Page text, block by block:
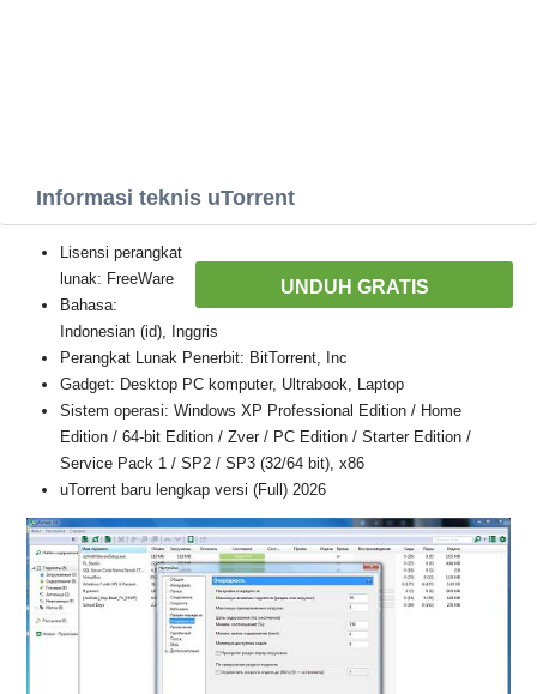
Informasi teknis uTorrent
UNDUH GRATIS
Lisensi perangkat
lunak: FreeWare
Bahasa:
Indonesian (id), Inggris
Perangkat Lunak Penerbit: BitTorrent, Inc
Gadget: Desktop PC komputer, Ultrabook, Laptop
Sistem operasi: Windows XP Professional Edition / Home
Edition / 64-bit Edition / Zver / PC Edition / Starter Edition /
Service Pack 1 / SP2 / SP3 (32/64 bit), x86
uTorrent baru lengkap versi (Full) 2026